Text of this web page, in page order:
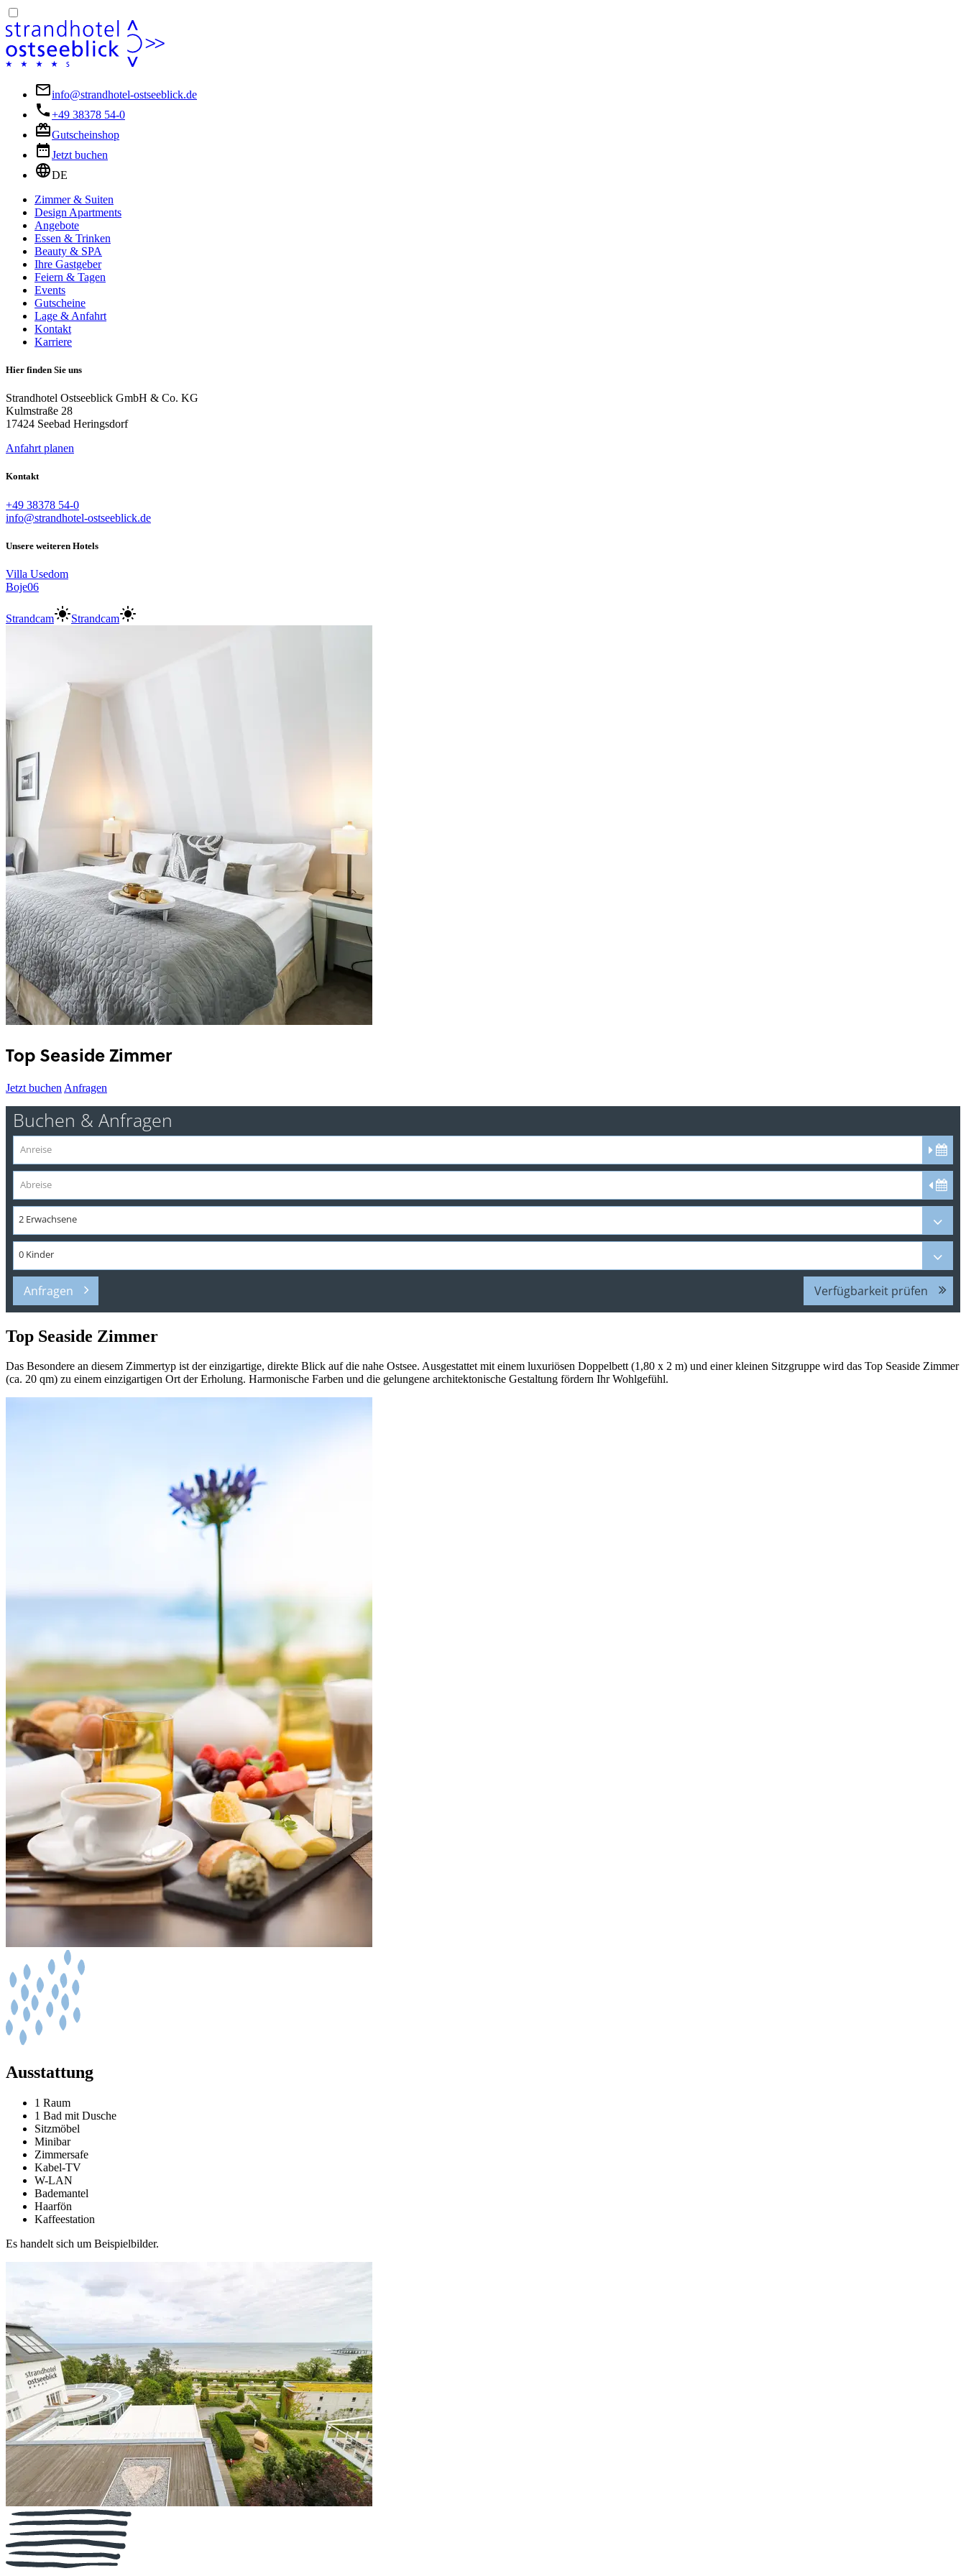
info@strandhotel-ostseeblick.de
+49 38378 54-0
Gutscheinshop
Jetzt buchen
DE
Zimmer & Suiten
Design Apartments
Angebote
Essen & Trinken
Beauty & SPA
Ihre Gastgeber
Feiern & Tagen
Events
Gutscheine
Lage & Anfahrt
Kontakt
Karriere
Hier finden Sie uns
Strandhotel Ostseeblick GmbH & Co. KG
Kulmstraße 28
17424 Seebad Heringsdorf
Anfahrt planen
Kontakt
+49 38378 54-0
info@strandhotel-ostseeblick.de
Unsere weiteren Hotels
Villa Usedom
Boje06
Strandcam Strandcam
Top Seaside Zimmer
Jetzt buchen Anfragen
Buchen & Anfragen
Verfügbarkeit prüfen
Anfragen
Top Seaside Zimmer
Das Besondere an diesem Zimmertyp ist der einzigartige, direkte Blick auf die nahe Ostsee. Ausgestattet mit einem luxuriösen Doppelbett (1,80 x 2 m) und einer kleinen Sitzgruppe wird das Top Seaside Zimmer
(ca. 20 qm) zu einem einzigartigen Ort der Erholung. Harmonische Farben und die gelungene architektonische Gestaltung fördern Ihr Wohlgefühl.
Ausstattung
1 Raum
1 Bad mit Dusche
Sitzmöbel
Minibar
Zimmersafe
Kabel-TV
W-LAN
Bademantel
Haarfön
Kaffeestation
Es handelt sich um Beispielbilder.